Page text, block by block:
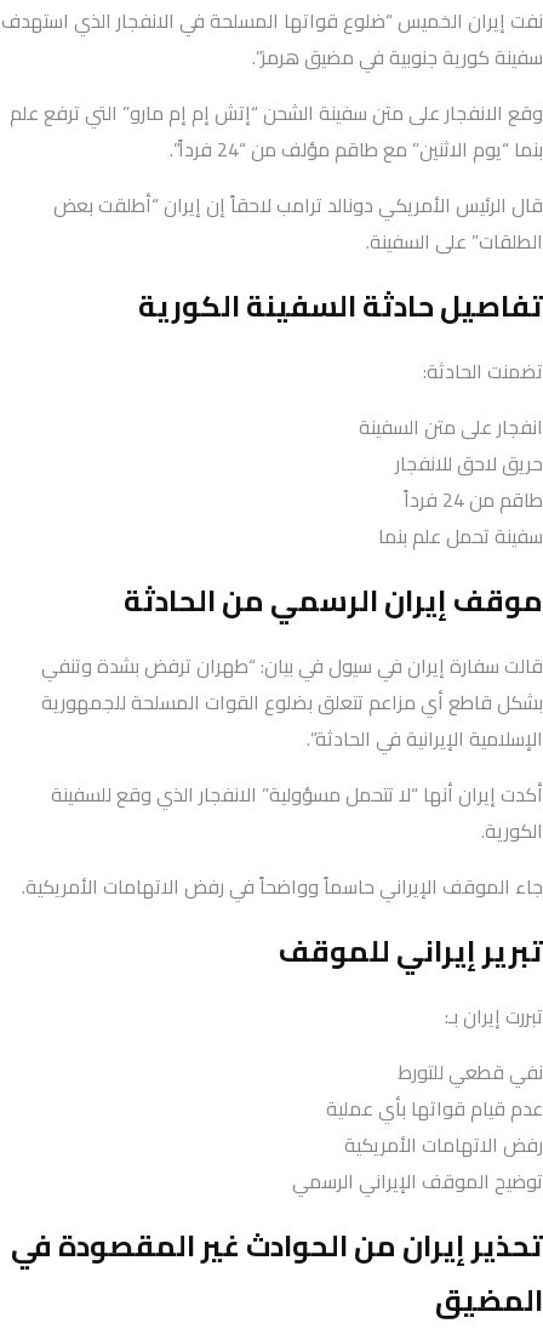
نفت إيران الخميس “ضلوع قواتها المسلحة في الانفجار الذي استهدف
سفينة كورية جنوبية في مضيق هرمز”.
وقع الانفجار على متن سفينة الشحن “إتش إم إم مارو” التي ترفع علم
بنما “يوم الاثنين” مع طاقم مؤلف من “24 فرداً”.
قال الرئيس الأمريكي دونالد ترامب لاحقاً إن إيران “أطلقت بعض
الطلقات” على السفينة.
تفاصيل حادثة السفينة الكورية
تضمنت الحادثة:
انفجار على متن السفينة
حريق لاحق للانفجار
طاقم من 24 فرداً
سفينة تحمل علم بنما
موقف إيران الرسمي من الحادثة
قالت سفارة إيران في سيول في بيان: “طهران ترفض بشدة وتنفي
بشكل قاطع أي مزاعم تتعلق بضلوع القوات المسلحة للجمهورية
الإسلامية الإيرانية في الحادثة”.
أكدت إيران أنها “لا تتحمل مسؤولية” الانفجار الذي وقع للسفينة
الكورية.
جاء الموقف الإيراني حاسماً وواضحاً في رفض الاتهامات الأمريكية.
تبرير إيراني للموقف
تبررت إيران بـ:
نفي قطعي للتورط
عدم قيام قواتها بأي عملية
رفض الاتهامات الأمريكية
توضيح الموقف الإيراني الرسمي
تحذير إيران من الحوادث غير المقصودة في
المضيق